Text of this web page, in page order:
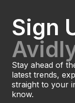
Sign
Stay ahead of
latest trends,
straight to your
know.